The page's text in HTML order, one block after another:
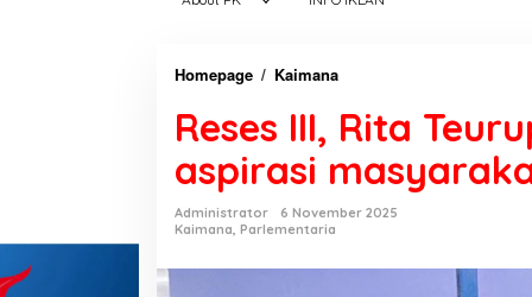
Homepage / Kaimana
s
s
I
Reses III, Rita
aspirasi
Administrator
6 November 2025
Kaimana, Parlementaria